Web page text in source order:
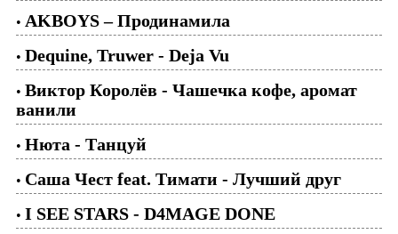
• AKBOYS – Продинамила
• Dequine, Truwer - Deja Vu
• Виктор Королёв - Чашечка кофе, аромат
ванили
• Нюта - Танцуй
• Саша Чест feat. Тимати - Лучший друг
• I SEE STARS - D4MAGE DONE